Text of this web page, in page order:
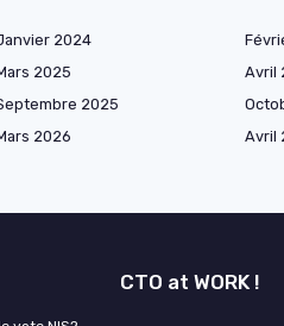
2024
2025
Avril
2025
2026
Avril
CTO at WORK !